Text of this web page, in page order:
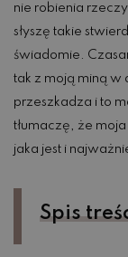
nie robienia
słyszę takie
świadomie.
tak z moją miną w
przeszkadza i to
tłumaczę, że
jaka jest i
Spis